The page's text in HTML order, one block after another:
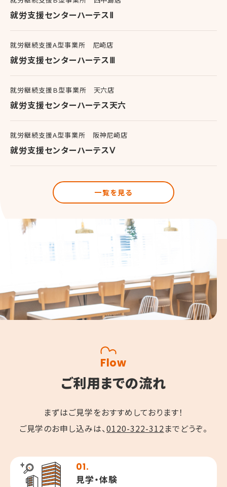
就労支援センターハーテスⅡ
就労継続支援A型事業所 尼崎店
就労支援センターハーテスⅢ
就労継続支援B型事業所 天六店
就労支援センターハーテス天六
就労継続支援A型事業所 阪神尼崎店
就労支援センターハーテスⅤ
一覧を見る
Flow
ご利用までの流れ
まずはご見学をおすすめしております！
ご見学のお申し込みは、0120-322-312までどうぞ。
01.
見学・体験